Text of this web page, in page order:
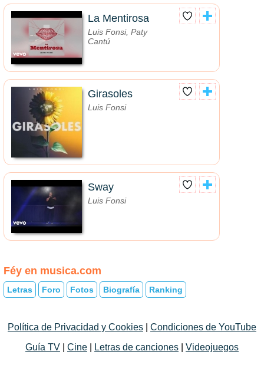
La Mentirosa
Luis Fonsi, Paty
Cantú
Girasoles
Luis Fonsi
Sway
Luis Fonsi
Féy en musica.com
Letras Foro Fotos Biografía Ranking
Política de Privacidad y Cookies
Condiciones de YouTube
Guía TV
Cine Letras de canciones Videojuegos